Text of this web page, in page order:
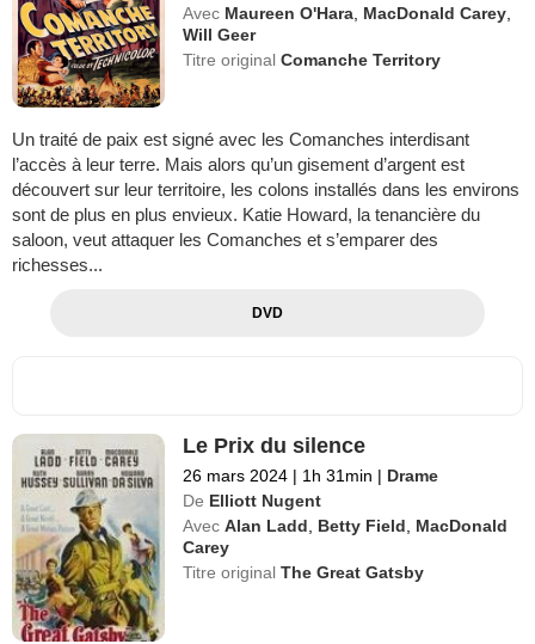
Avec Maureen O'Hara MacDonald Carey
Will Geer
Titre originalComanche Territory
Un traité de paix est signé avec les Comanches interdisant
l’accès à leur terre. Mais alors qu’un gisement d’argent est
découvert sur leur territoire, les colons installés dans les environs
sont de plus en plus envieux. Katie Howard, la tenancière du
saloon, veut attaquer les Comanches et s’emparer des
richesses...
DVD
Le Prix du silence
26 mars 2024 | 1h 31min | Drame
De Elliott Nugent
Avec Alan Ladd Betty Field
MacDonald
Carey
Titre originalThe Great Gatsby